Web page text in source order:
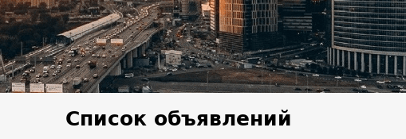
Список объявлений